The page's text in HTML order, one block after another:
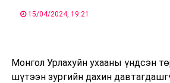
15/04/2024, 19:21
Монгол Урлахуйн ухааны үндсэн
шүтээн зургийн дахин